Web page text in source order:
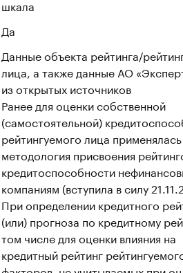
шкала
Да
Данные объекта рейтинга/
лица, а также данные АО
из открытых источников
Ранее для оценки собственной
(самостоятельной)
рейтингуемого лица применялась
методология присвоения
кредитоспособности
компаниям (вступила в силу
При определении кредитного
(или) прогноза по кредитному
том числе для оценки влияния на
кредитный рейтинг